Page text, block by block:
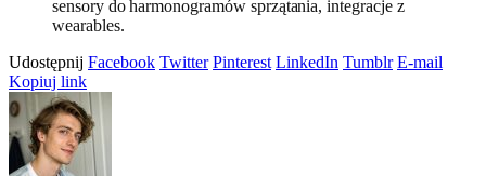
sensory do harmonogramów sprzątania, integracje z
wearables.
Udostępnij Facebook Twitter Pinterest LinkedIn Tumblr E-mail
Kopiuj link